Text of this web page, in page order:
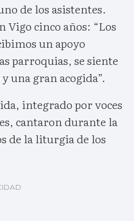
de los asistentes.
Vigo cinco años: “Los
un apoyo
parroquias, se siente
una gran acogida”.
integrado por voces
cantaron durante la
de la liturgia de los